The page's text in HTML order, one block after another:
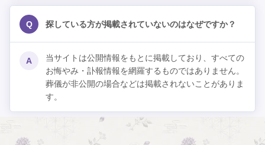
Q 探している方が掲載されていないのはなぜですか？
A
当サイトは公開情報をもとに掲載しており、すべての
お悔やみ・訃報情報を網羅するものではありません。
葬儀が非公開の場合などは掲載されないことがありま
す。